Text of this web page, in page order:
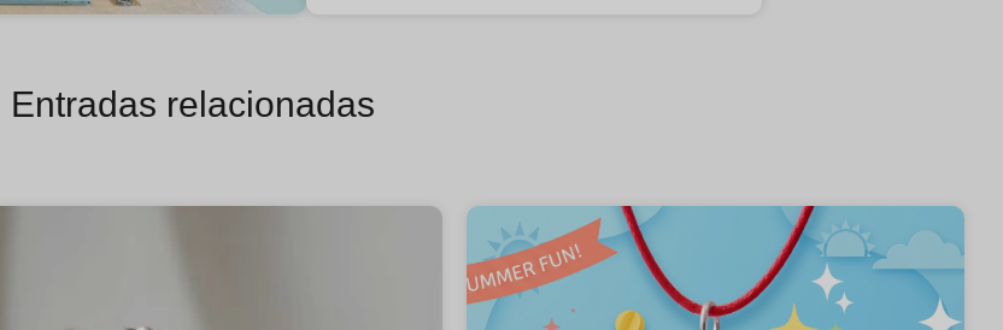
Entradas relacionadas